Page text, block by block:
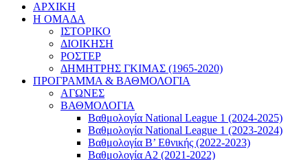
ΑΡΧΙΚΗ
Η ΟΜΑΔΑ
ΙΣΤΟΡΙΚΟ
ΔΙΟΙΚΗΣΗ
ΡΟΣΤΕΡ
ΔΗΜΗΤΡΗΣ ΓΚΙΜΑΣ (1965-2020)
ΠΡΟΓΡΑΜΜΑ & ΒΑΘΜΟΛΟΓΙΑ
ΑΓΩΝΕΣ
ΒΑΘΜΟΛΟΓΙΑ
Βαθμολογία National League 1 (2024-2025)
Βαθμολογία National League 1 (2023-2024)
Βαθμολογία Β’ Εθνικής (2022-2023)
Βαθμολογία Α2 (2021-2022)